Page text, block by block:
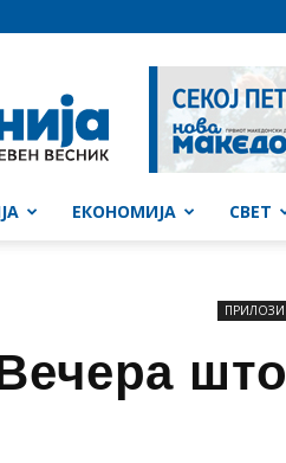
ЕКОНОМИЈА СВЕТ
ПРИЛОЗИ